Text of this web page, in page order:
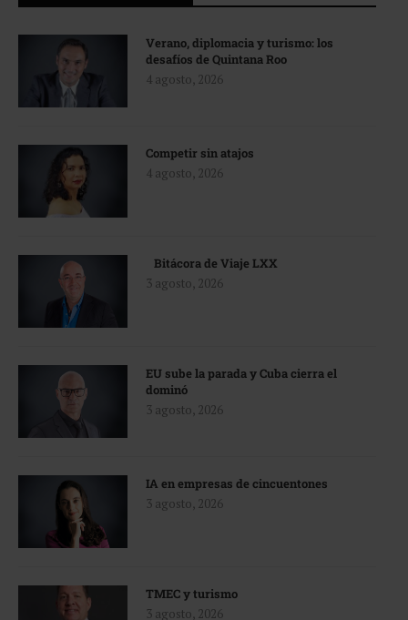
Verano, diplomacia y turismo: los
desafíos de Quintana Roo
4 agosto, 2026
Competir sin atajos
4 agosto, 2026
Bitácora de Viaje LXX
3 agosto, 2026
EU sube la parada y Cuba cierra el
dominó
3 agosto, 2026
IA en empresas de cincuentones
3 agosto, 2026
TMEC y turismo
3 agosto, 2026